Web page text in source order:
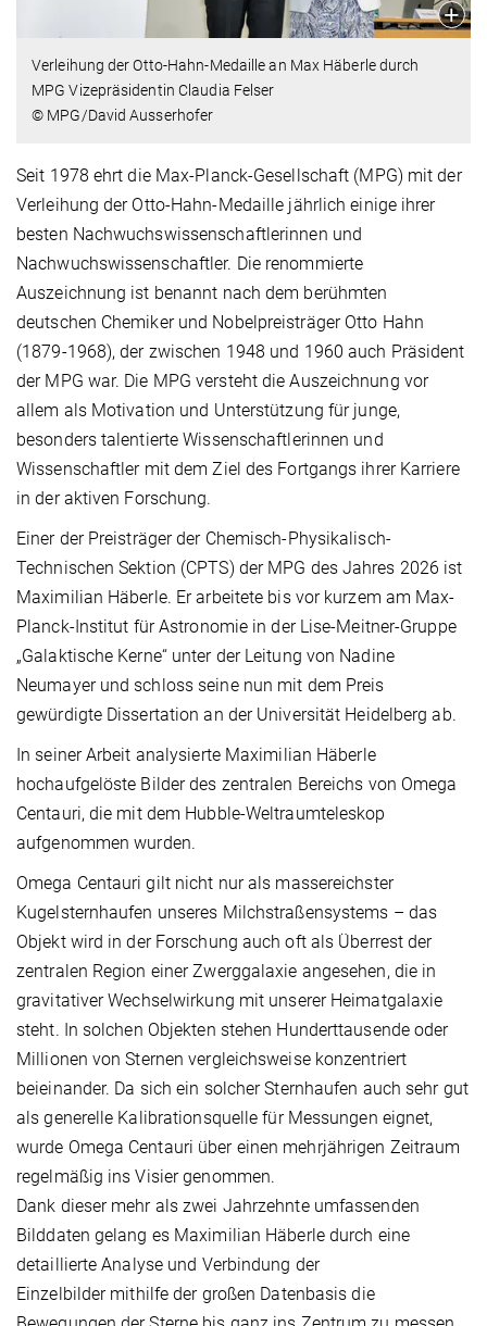
Verleihung der Otto-Hahn-Medaille an Max Häberle durch
MPG Vizepräsidentin Claudia Felser
© MPG/David Ausserhofer
Seit 1978 ehrt die Max-Planck-Gesellschaft (MPG) mit der
Verleihung der Otto-Hahn-Medaille jährlich einige ihrer
besten Nachwuchswissenschaftlerinnen und
Nachwuchswissenschaftler. Die renommierte
Auszeichnung ist benannt nach dem berühmten
deutschen Chemiker und Nobelpreisträger Otto Hahn
(1879-1968), der zwischen 1948 und 1960 auch Präsident
der MPG war. Die MPG versteht die Auszeichnung vor
allem als Motivation und Unterstützung für junge,
besonders talentierte Wissenschaftlerinnen und
Wissenschaftler mit dem Ziel des Fortgangs ihrer Karriere
in der aktiven Forschung.
Einer der Preisträger der Chemisch-Physikalisch-
Technischen Sektion (CPTS) der MPG des Jahres 2026 ist
Maximilian Häberle. Er arbeitete bis vor kurzem am Max-
Planck-Institut für Astronomie in der Lise-Meitner-Gruppe
„Galaktische Kerne“ unter der Leitung von Nadine
Neumayer und schloss seine nun mit dem Preis
gewürdigte Dissertation an der Universität Heidelberg ab.
In seiner Arbeit analysierte Maximilian Häberle
hochaufgelöste Bilder des zentralen Bereichs von Omega
Centauri, die mit dem Hubble-Weltraumteleskop
aufgenommen wurden.
Omega Centauri gilt nicht nur als massereichster
Kugelsternhaufen unseres Milchstraßensystems – das
Objekt wird in der Forschung auch oft als Überrest der
zentralen Region einer Zwerggalaxie angesehen, die in
gravitativer Wechselwirkung mit unserer Heimatgalaxie
steht. In solchen Objekten stehen Hunderttausende oder
Millionen von Sternen vergleichsweise konzentriert
beieinander. Da sich ein solcher Sternhaufen auch sehr gut
als generelle Kalibrationsquelle für Messungen eignet,
wurde Omega Centauri über einen mehrjährigen Zeitraum
regelmäßig ins Visier genommen.
Dank dieser mehr als zwei Jahrzehnte umfassenden
Bilddaten gelang es Maximilian Häberle durch eine
detaillierte Analyse und Verbindung der
Einzelbilder mithilfe der großen Datenbasis die